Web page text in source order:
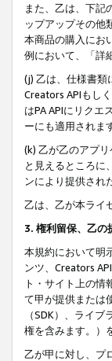
また、乙は、下記
ップアップその他
本商品の購入にお
例において、「詳
(j) 乙は、仕様書類
Creators APIもし
はPA APIにリク
ーにも適用されま
(k) 乙が乙のアプ
と見えるところに
ンにより提供され
乙は、乙が本ライ
3. 権利留保、乙の
本規約において明
ンツ、Creators
ト・サイト上の
て甲が提供または
（SDK）、ライ
権を含みます。）
乙が甲に対し、プ